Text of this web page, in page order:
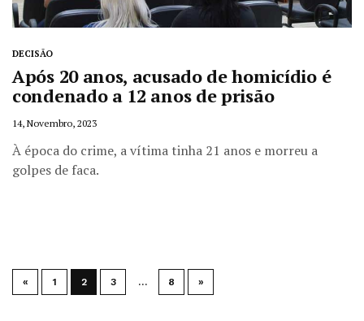
DECISÃO
Após 20 anos, acusado de homicídio é
condenado a 12 anos de prisão
14, Novembro, 2023
À época do crime, a vítima tinha 21 anos e morreu a
golpes de faca.
« 1 2 3 … 8 »